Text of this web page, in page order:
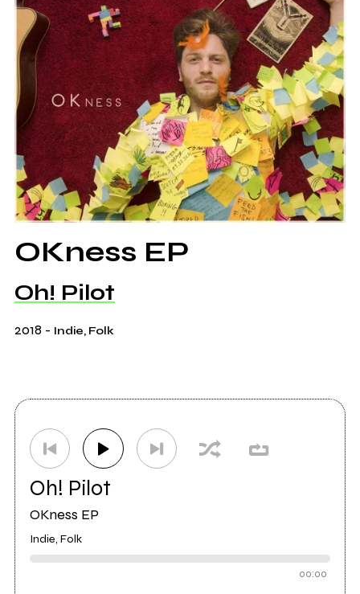
OKness EP
Oh! Pilot
2018 - Indie, Folk
Oh! Pilot
OKness EP
Indie, Folk
00:00